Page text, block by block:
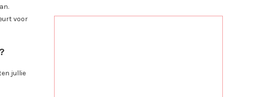
voor
jullie